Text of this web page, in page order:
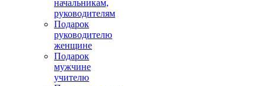
начальникам,
руководителям
Подарок
руководителю
женщине
Подарок
мужчине
учителю